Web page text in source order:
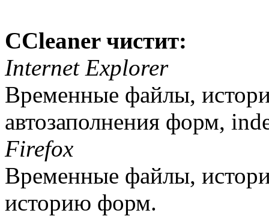
CCleaner чистит:
Internet Explorer
Временные файлы,
автозаполнения форм,
Firefox
Временные файлы,
историю форм.